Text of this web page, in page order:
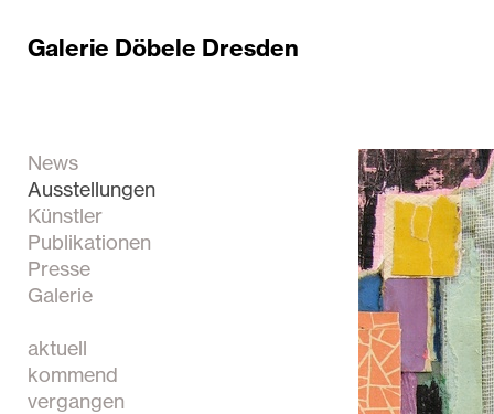
Galerie Döbele Dresden
News
Ausstellungen
Künstler
Publikationen
Presse
Galerie
aktuell
kommend
vergangen